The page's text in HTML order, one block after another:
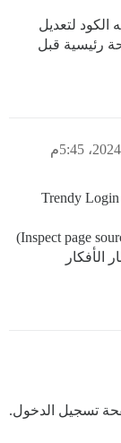
لتعديل
رئيسية قبل
كما ذكرنا بالفعل، يمكنك إلقاء نظرة على مصدر Trendy Login
يمكنك أيضًا استخدام “فحص مصدر الصفحة” (Inspect page source)
الأفكار
تسجيل الدخول.